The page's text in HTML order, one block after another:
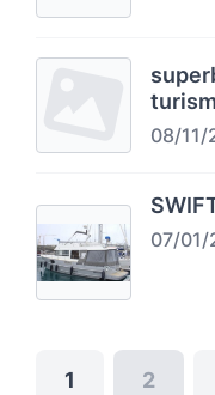
08/11/
07/01/
1 2